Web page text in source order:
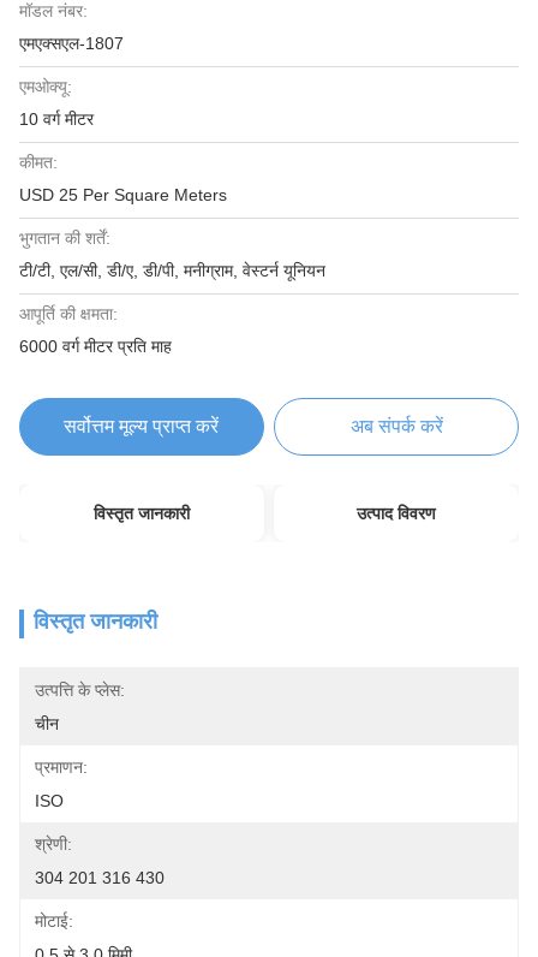
मॉडल नंबर:
एमएक्सएल-1807
एमओक्यू:
10 वर्ग मीटर
कीमत:
USD 25 Per Square Meters
भुगतान की शर्तें:
टी/टी, एल/सी, डी/ए, डी/पी, मनीग्राम, वेस्टर्न यूनियन
आपूर्ति की क्षमता:
6000 वर्ग मीटर प्रति माह
सर्वोत्तम मूल्य प्राप्त करें अब संपर्क करें
विस्तृत जानकारी उत्पाद विवरण
विस्तृत जानकारी
उत्पत्ति के प्लेस:
चीन
प्रमाणन:
ISO
श्रेणी:
304 201 316 430
मोटाई: